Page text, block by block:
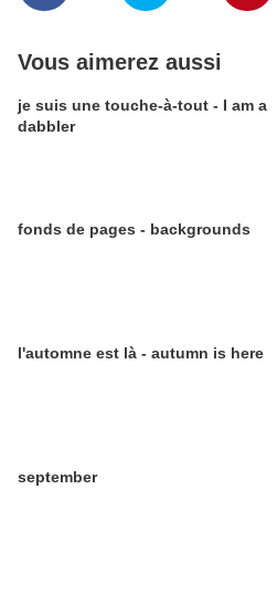
Vous aimerez aussi
je suis une touche-à-tout - I am a
dabbler
fonds de pages - backgrounds
l'automne est là - autumn is here
september